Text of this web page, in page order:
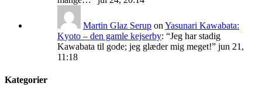
Martin Glaz Serup on Yasunari Kawabata:
Kyoto – den gamle kejserby: “Jeg har stadig
Kawabata til gode; jeg glæder mig meget!” jun 21,
11:18
Kategorier